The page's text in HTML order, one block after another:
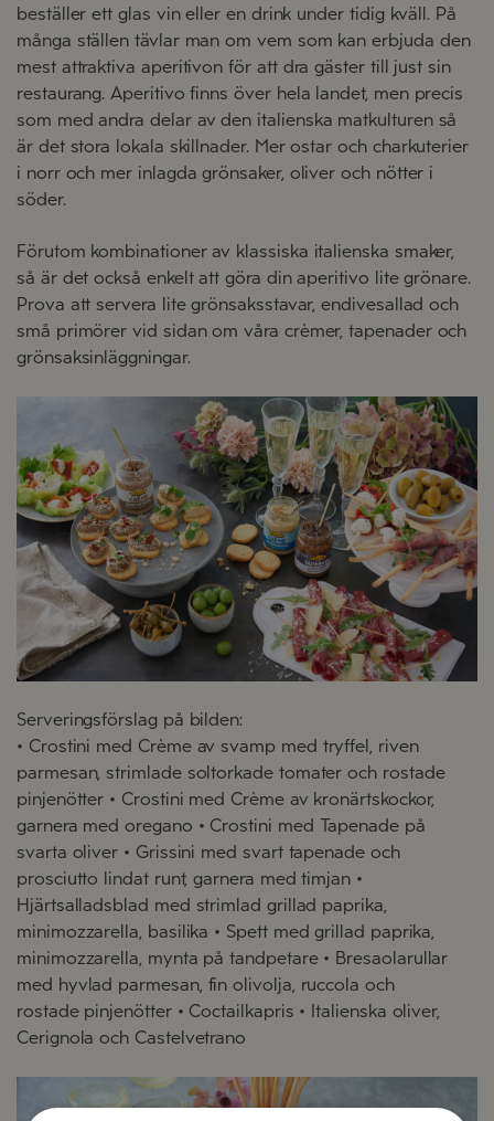
beställer ett glas vin eller en drink under tidig kväll . På
många ställen tävlarman om vem som kan erbjuda den
mest attraktiva aperitivon för att dra gäster till just sin
restaurang.Aperitivo finns över hela landet, men precis
som med andra delar av den italienska matkulturen så
är det stora lokala skillnader. Mer ostar och charkuterier
i norr och mer inlagda grönsaker, oliver och nötter i
söder.
Förutom kombinationer av klassiska italienska smaker,
så är det också enkelt att göra din aperitivo lite grönare.
Prova att servera lite grönsaksstavar, endivesallad och
små primörer vid sidan om våra crèmer, tapenader och
grönsaksinläggningar.
Serveringsförslag på bilden:
• Crostini med Crème av svamp med tryffel, riven
parmesan, strimlade soltorkade tomater och rostade
pinjenötter • Crostini med Crème av kronärtskockor,
garnera med oregano • Crostini med Tapenade på
svarta oliver • Grissini med svart tapenade och
prosciutto lindat runt, garnera med timjan •
Hjärtsalladsblad med strimlad grillad paprika,
minimozzarella, basilika • Spett med grillad paprika,
minimozzarella, mynta på tandpetare • Bresaolarullar
med hyvlad parmesan, fin olivolja, ruccola och
rostade pinjenötter • Coctailkapris • Italienska oliver,
Cerignola och Castelvetrano